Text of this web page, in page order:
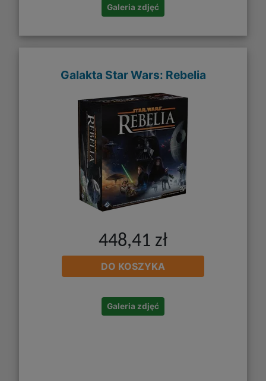
Galeria zdjęć
Galakta Star Wars: Rebelia
448,41 zł
DO KOSZYKA
Galeria zdjęć